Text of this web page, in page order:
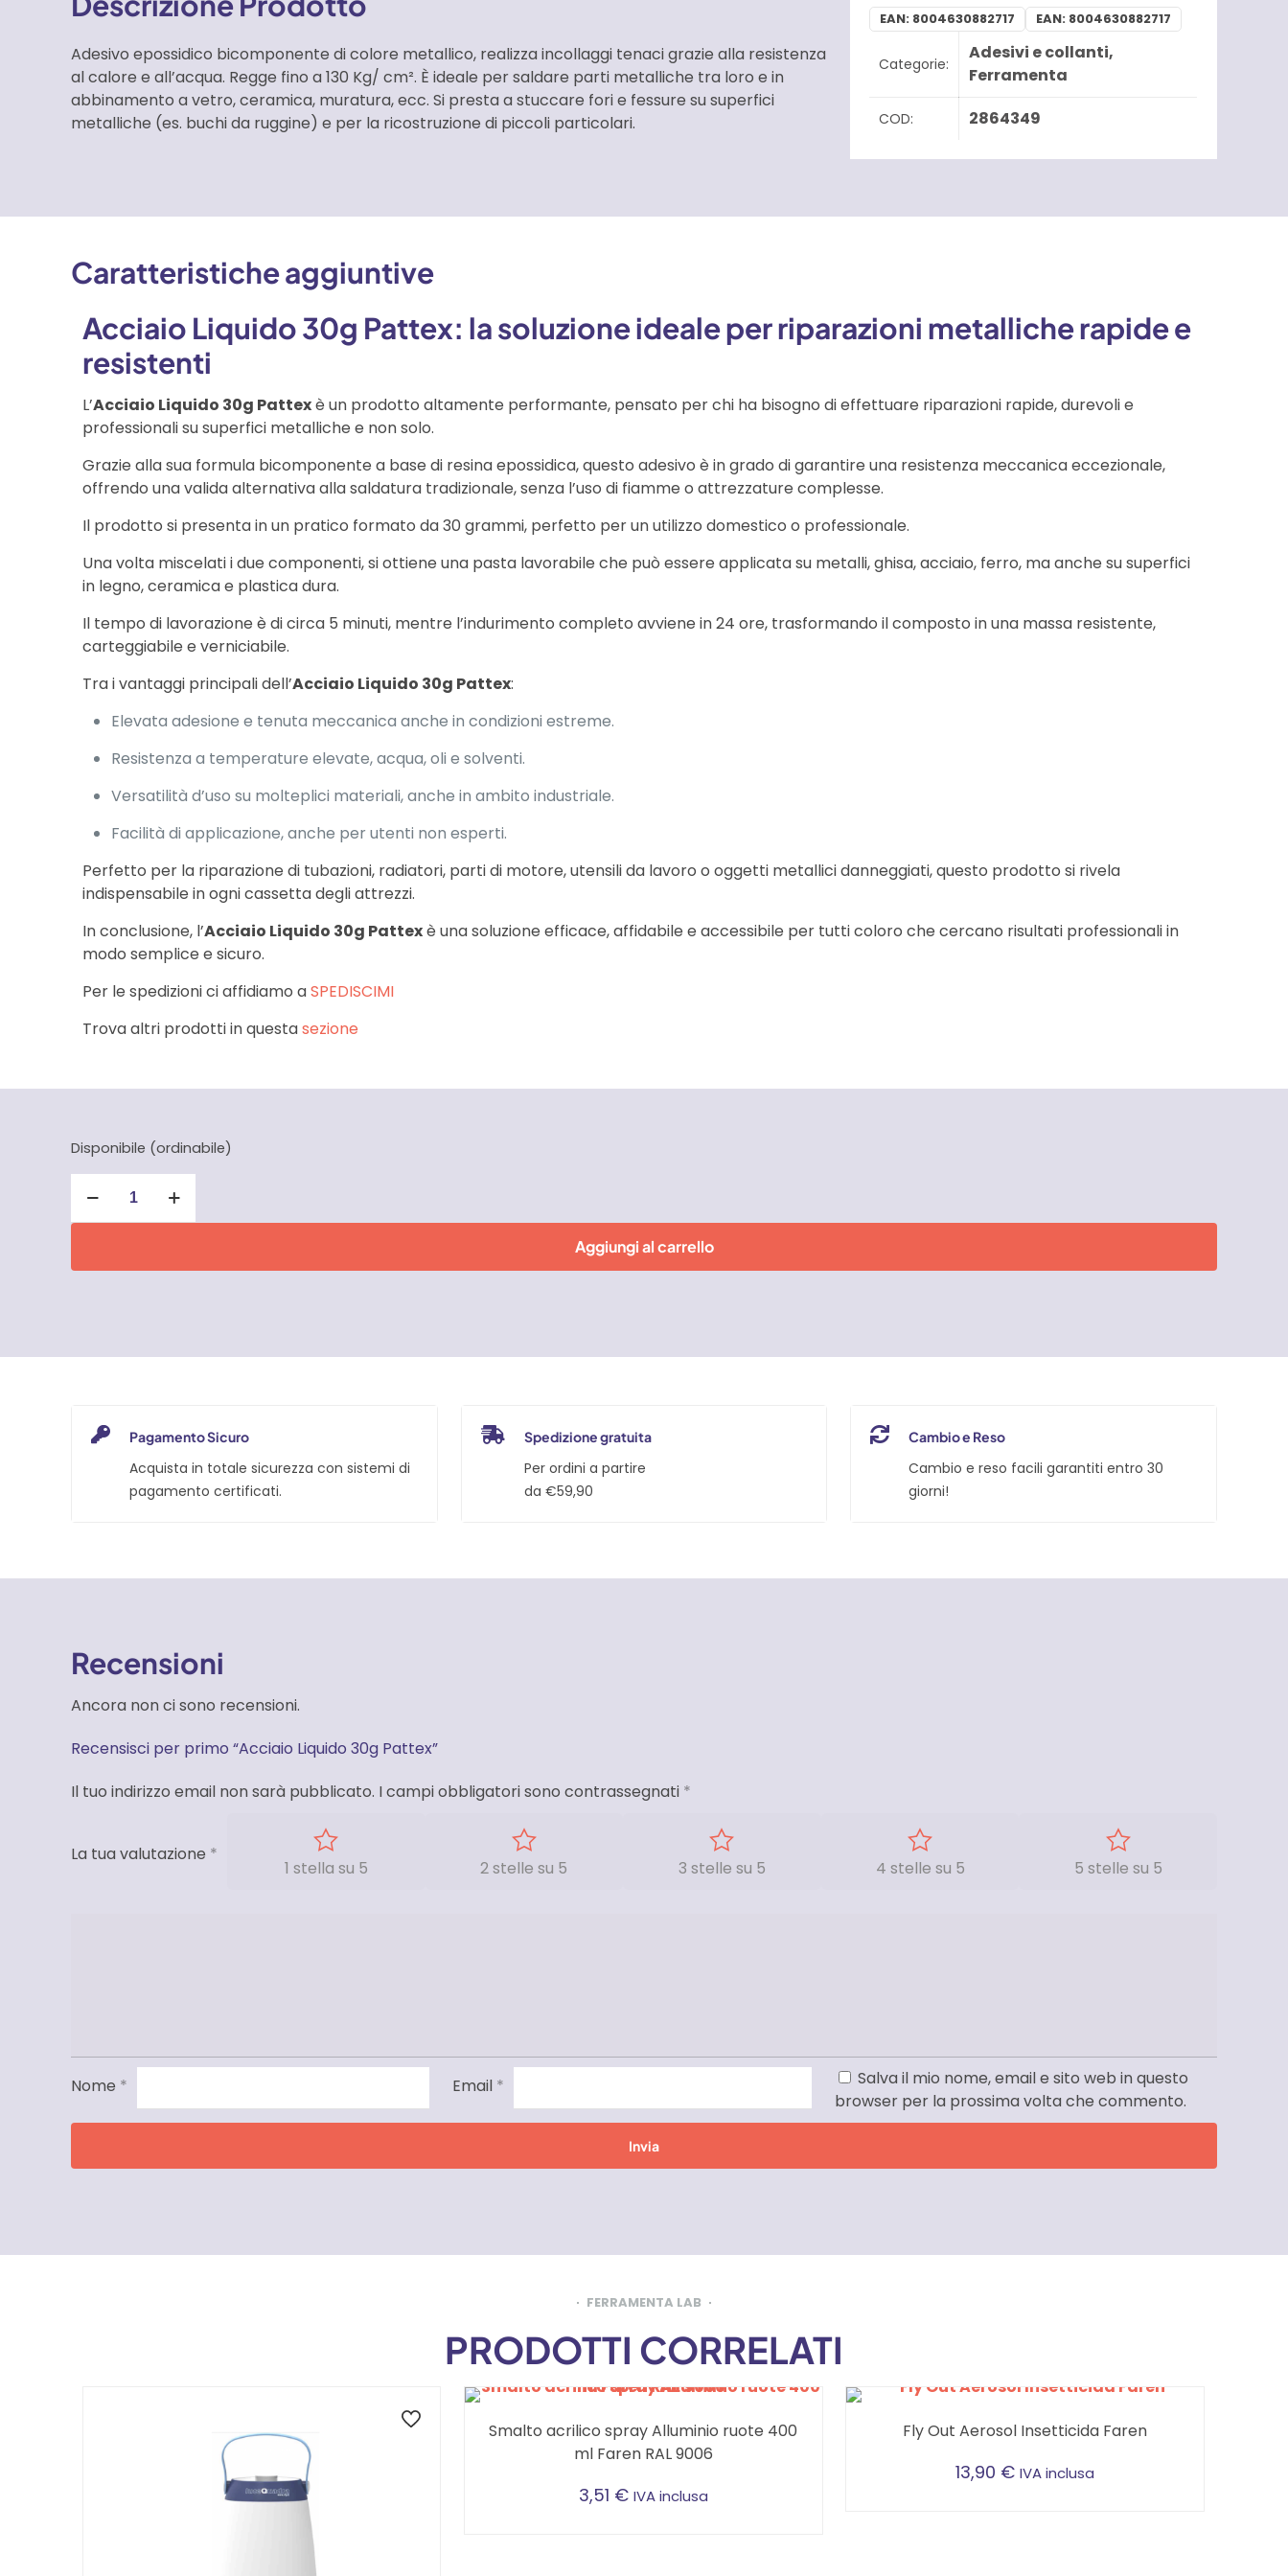
Adesivo epossidico bicomponente di colore metallico, realizza incollaggi tenaci grazie alla resistenza
al calore e all’acqua. Regge fino a 130 Kg/ cm². È ideale per saldare parti metalliche tra loro e in
abbinamento a vetro, ceramica, muratura, ecc. Si presta a stuccare fori e fessure su superfici
metalliche (es. buchi da ruggine) e per la ricostruzione di piccoli particolari.
EAN: 8004630882717 EAN: 8004630882717
Categorie:
Adesivi e collanti,
Ferramenta
COD: 2864349
Caratteristiche aggiuntive
Acciaio Liquido 30g Pattex: la soluzione ideale per riparazioni metalliche rapide e
resistenti
L’Acciaio Liquido 30g Pattexè un prodotto altamente performante, pensato per chi ha bisogno di effettuare riparazioni rapide, durevoli e
professionali su superfici metalliche e non solo.
Grazie alla sua formula bicomponente a base di resina epossidica, questo adesivo è in grado di garantire una resistenza meccanica eccezionale,
offrendo una valida alternativa alla saldatura tradizionale, senza l’uso di fiamme o attrezzature complesse.
Il prodotto si presenta in un pratico formato da 30 grammi, perfetto per un utilizzo domestico o professionale.
Una volta miscelati i due componenti, si ottiene una pasta lavorabile che può essere applicata su metalli, ghisa, acciaio, ferro, ma anche su superfici
in legno, ceramica e plastica dura.
Il tempo di lavorazione è di circa 5 minuti, mentre l’indurimento completo avviene in 24 ore, trasformando il composto in una massa resistente,
carteggiabile e verniciabile.
Tra i vantaggi principali dell’Acciaio Liquido 30g Pattex:
Elevata adesione e tenuta meccanica anche in condizioni estreme.
Resistenza a temperature elevate, acqua, oli e solventi.
Versatilità d’uso su molteplici materiali, anche in ambito industriale.
Facilità di applicazione, anche per utenti non esperti.
Perfetto per la riparazione di tubazioni, radiatori, parti di motore, utensili da lavoro o oggetti metallici danneggiati, questo prodotto si rivela
indispensabile in ogni cassetta degli attrezzi.
In conclusione, l’Acciaio Liquido 30g Pattexè una soluzione efficace, affidabile e accessibile per tutti coloro che cercano risultati professionali in
modo semplice e sicuro.
Per le spedizioni ci affidiamo aSPEDISCIMI
Trova altri prodotti in questasezione
Disponibile (ordinabile)
Liquido
30g
quantità
Aggiungi al carrello
Pagamento Sicuro
Acquista in totale sicurezza con sistemi di
pagamento certificati.
Spedizione gratuita
Per ordini a partire
da €59,90
Cambio e Reso
Cambio e reso facili garantiti entro 30
giorni!
Recensioni
Ancora non ci sono recensioni.
Recensisci per primo “Acciaio Liquido 30g Pattex”
Il tuo indirizzo email non sarà pubblicato. I campi obbligatori sono contrassegnati *
La tua valutazione *
1 stella su 5 2 stelle su 5 3 stelle su 5 4 stelle su 5 5 stelle su 5
Nome * Email *
Salva il mio nome, email e sito web in questo
browser per la prossima volta che commento.
FERRAMENTA LAB
PRODOTTI CORRELATI
Smalto acrilico spray Alluminio ruote 400
ml Faren RAL 9006
3,51 € IVA inclusa
Fly Out Aerosol Insetticida Faren
13,90 € IVA inclusa